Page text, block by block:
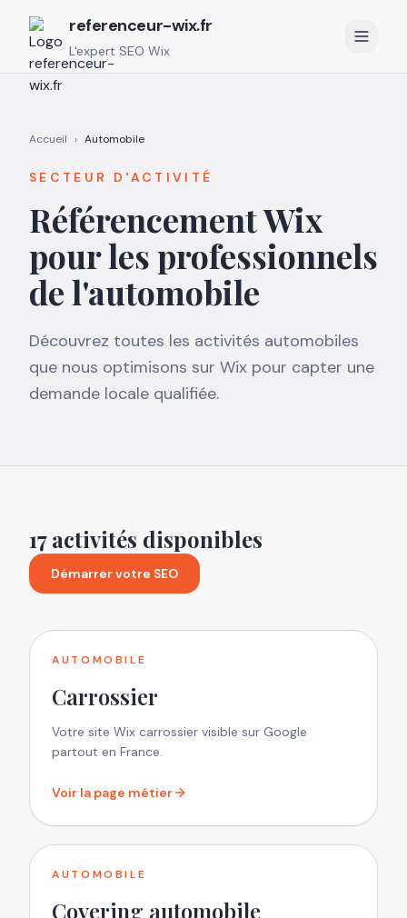
referenceur-wix.fr
L'expert SEO Wix
Accueil › Automobile
SECTEUR D'ACTIVITÉ
Référencement Wix
pour les professionnels
de l'automobile
Découvrez toutes les activités automobiles
que nous optimisons sur Wix pour capter une
demande locale qualifiée.
17activités disponibles
Démarrer votre SEO
AUTOMOBILE
Carrossier
Votre site Wix carrossier visible sur Google
partout en France.
Voir la page métier
AUTOMOBILE
Covering automobile